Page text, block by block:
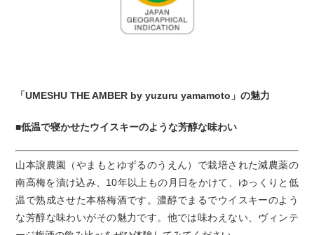
「UMESHU THE AMBER by yuzuru yamamoto」の魅力
■低温で寝かせたウイスキーのような芳醇な味わい
山本譲農園（やまもとゆずるのうえん）で栽培された減農薬の
南高梅を漬け込み、10年以上もの月日をかけて、ゆっくりと低
温で熟成させた本格梅酒です。濃醇でまるでウイスキーのよう
な芳醇な味わいがその魅力です。他では味わえない、ヴィンテ